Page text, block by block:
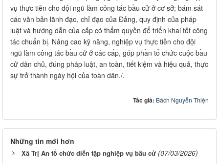
vụ thực tiễn cho đội ngũ làm công tác bầu cử ở cơ sở; bám sát
các văn bản lãnh đạo, chỉ đạo của Đảng, quy định của pháp
luật và hướng dẫn của cấp có thẩm quyền để triển khai tốt công
tác chuẩn bị. Nâng cao kỹ năng, nghiệp vụ thực tiễn cho đội
ngũ làm công tác bầu cử ở các cấp, góp phần tổ chức cuộc bầu
cử dân chủ, đúng pháp luật, an toàn, tiết kiệm và hiệu quả, thực
sự trở thành ngày hội của toàn dân./.
Tác giả: Bách Nguyễn Thiện
Những tin mới hơn
Xã Trị An tổ chức diễn tập nghiệp vụ bầu cử (07/03/2026)